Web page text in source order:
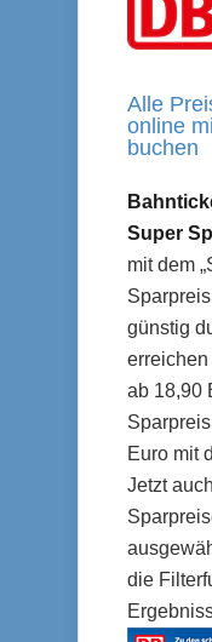
Alle
online
buchen
Super
mit dem
günstig
ab 18,90
Euro mit
Jetzt
die